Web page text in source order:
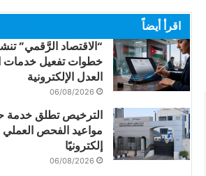
اقرأ أيضاً
“الاقتصاد الرَّقمي”
خطوات تفعيل خدمات
العدل الإلكترونية
06/08/2026
الترخيص تطلق خدمة
مواعيد الفحص العملي
إلكترونيًا
06/08/2026